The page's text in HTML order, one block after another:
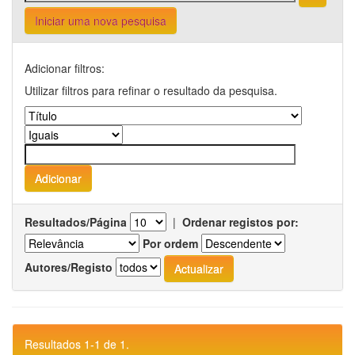
Iniciar uma nova pesquisa
Adicionar filtros:
Utilizar filtros para refinar o resultado da pesquisa.
Resultados/Página | Ordenar registos por:
Por ordem
Autores/Registo
Resultados 1-1 de 1.